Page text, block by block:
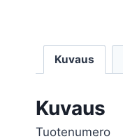
Kuvaus
Kuvaus
Tuotenumero